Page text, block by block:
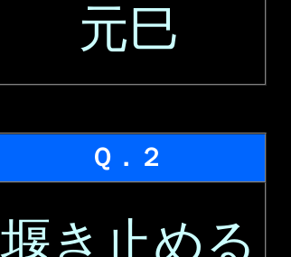
元巳
Ｑ．２
堰き止める